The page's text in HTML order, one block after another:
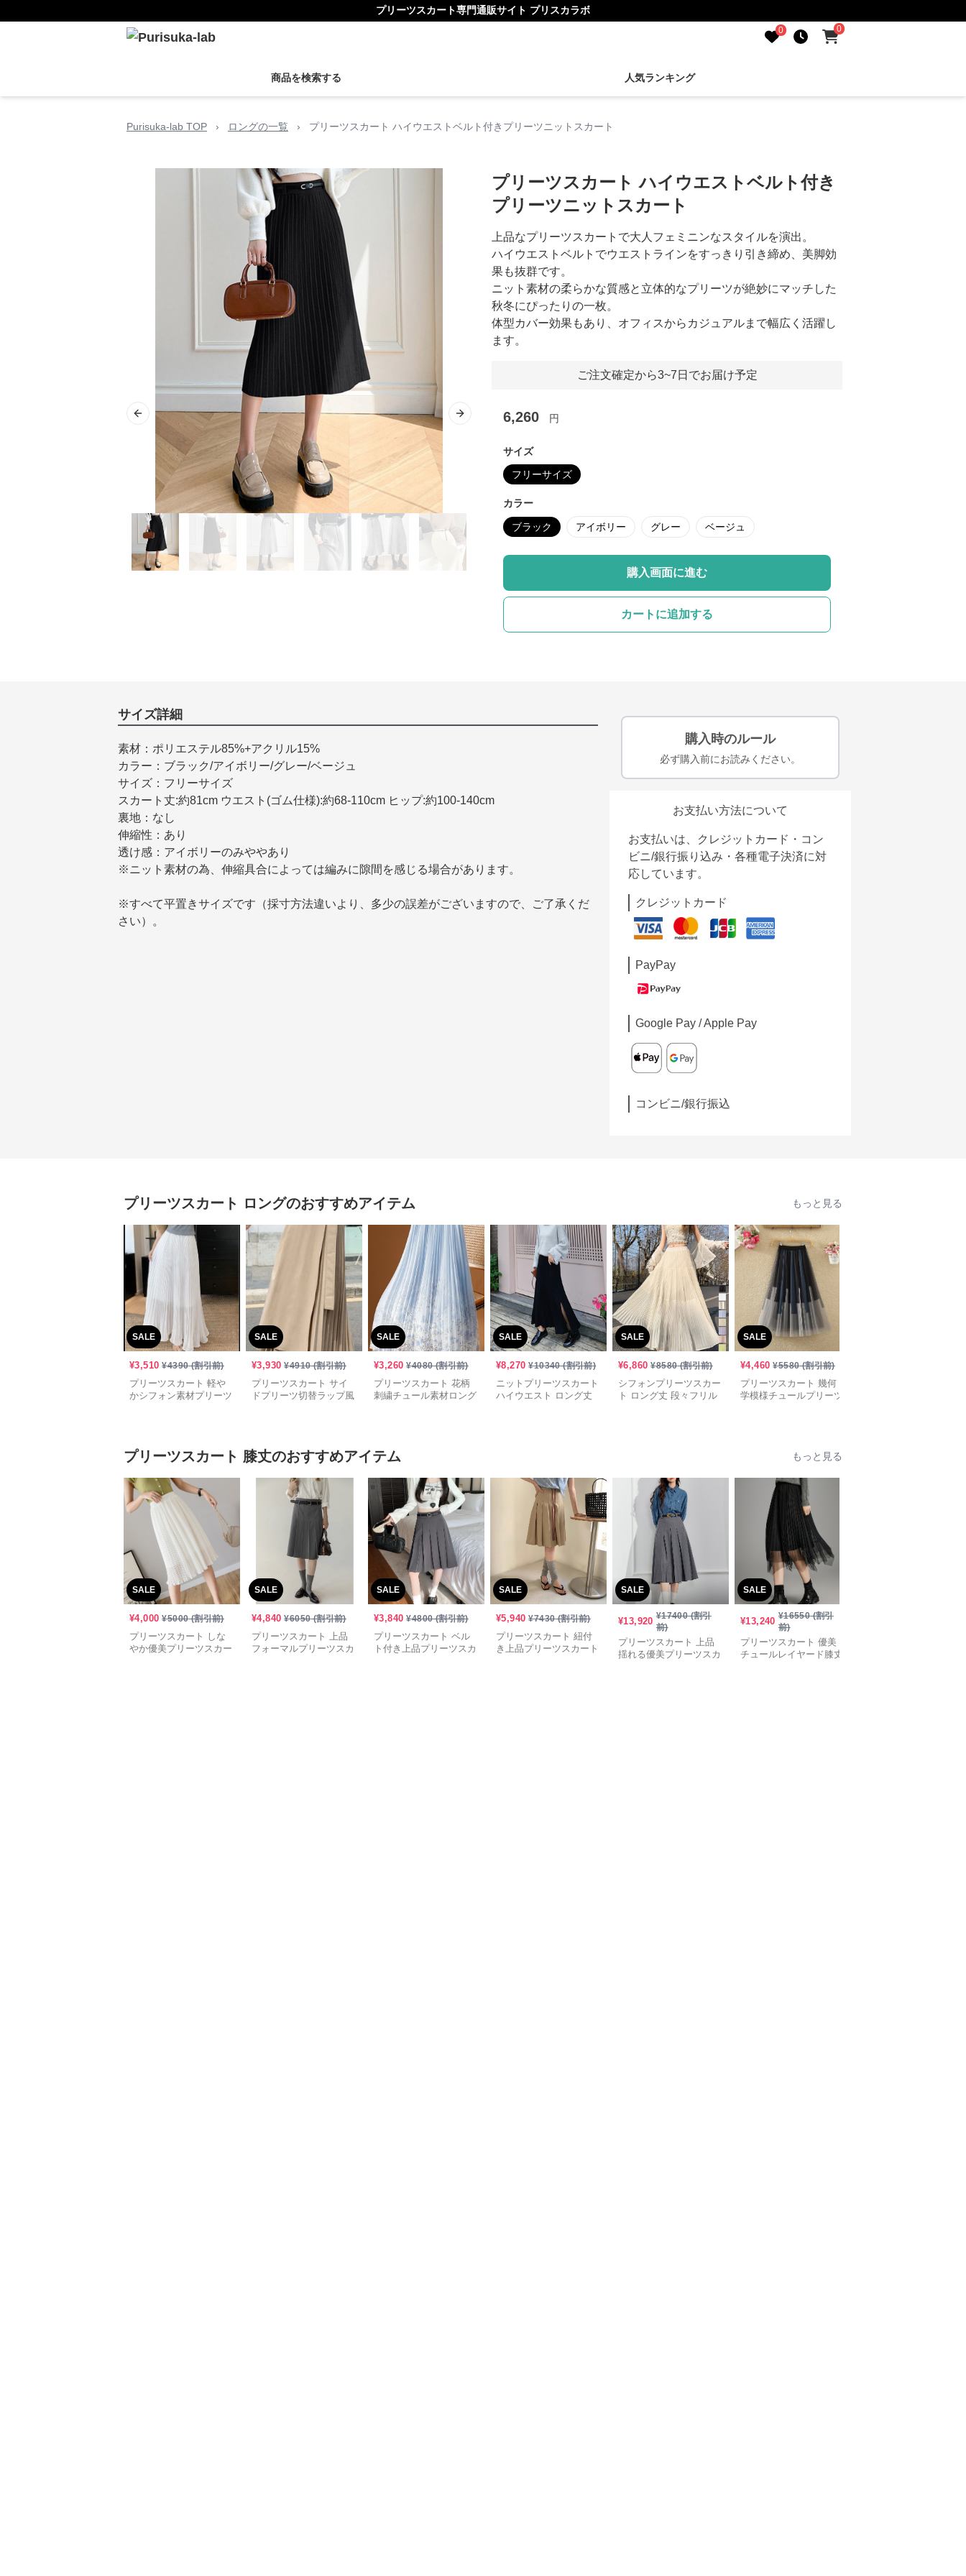
プリーツスカート専門通販サイト プリスカラボ
0 0
商品を検索する 人気ランキング
Purisuka-lab TOP › ロングの一覧 › プリーツスカート ハイウエストベルト付きプリーツニットスカート
Previous slide Next slide
プリーツスカート ハイウエストベルト付き
プリーツニットスカート
上品なプリーツスカートで大人フェミニンなスタイルを演出。
ハイウエストベルトでウエストラインをすっきり引き締め、美脚効
果も抜群です。
ニット素材の柔らかな質感と立体的なプリーツが絶妙にマッチした
秋冬にぴったりの一枚。
体型カバー効果もあり、オフィスからカジュアルまで幅広く活躍し
ます。
ご注文確定から3~7日でお届け予定
6,260 円
サイズ
フリーサイズ
カラー
ブラック アイボリー グレー ベージュ
購入画面に進む
カートに追加する
サイズ詳細
素材：ポリエステル85%+アクリル15%
カラー：ブラック/アイボリー/グレー/ベージュ
サイズ：フリーサイズ
スカート丈:約81cm ウエスト(ゴム仕様):約68-110cm ヒップ:約100-140cm
裏地：なし
伸縮性：あり
透け感：アイボリーのみややあり
※ニット素材の為、伸縮具合によっては編みに隙間を感じる場合があります。
※すべて平置きサイズです（採寸方法違いより、多少の誤差がございますので、ご了承くだ
さい）。
購入時のルール
必ず購入前にお読みください。
お支払い方法について
お支払いは、クレジットカード・コン
ビニ/銀行振り込み・各種電子決済に対
応しています。
クレジットカード
PayPay
Google Pay / Apple Pay
コンビニ/銀行振込
プリーツスカート ロングのおすすめアイテム もっと見る
SALE
¥3,510 ¥4390(割引前)
プリーツスカート 軽や
かシフォン素材プリーツ
SALE
¥3,930 ¥4910(割引前)
プリーツスカート サイ
ドプリーツ切替ラップ風
SALE
¥3,260 ¥4080(割引前)
プリーツスカート 花柄
刺繍チュール素材ロング
SALE
¥8,270 ¥10340(割引前)
ニットプリーツスカート
ハイウエスト ロング丈
SALE
¥6,860 ¥8580(割引前)
シフォンプリーツスカー
ト ロング丈 段々フリル
SALE
¥4,460 ¥5580(割引前)
プリーツスカート 幾何
学模様チュールプリーツ
プリーツスカート 膝丈のおすすめアイテム もっと見る
SALE
¥4,000 ¥5000(割引前)
プリーツスカート しな
やか優美プリーツスカー
SALE
¥4,840 ¥6050(割引前)
プリーツスカート 上品
フォーマルプリーツスカ
SALE
¥3,840 ¥4800(割引前)
プリーツスカート ベル
ト付き上品プリーツスカ
SALE
¥5,940 ¥7430(割引前)
プリーツスカート 紐付
き上品プリーツスカート
SALE
¥13,920 ¥17400(割引
前)
プリーツスカート 上品
揺れる優美プリーツスカ
SALE
¥13,240 ¥16550(割引
前)
プリーツスカート 優美
チュールレイヤード膝丈